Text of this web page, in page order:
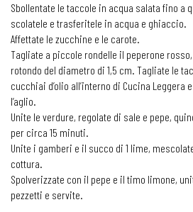
Sbollentate le taccole in acqua salata fino a
scolatele e trasferitele in acqua e ghiaccio.
Affettate le zucchine e le carote.
Tagliate a piccole rondelle il peperone
rotondo del diametro di 1,5 cm. Tagliate le
cucchiai d’olio all’interno di Cucina
l’aglio.
Unite le verdure, regolate di sale e pepe,
per circa 15 minuti.
Unite i gamberi e il succo di 1 lime,
cottura.
Spolverizzate con il pepe e il timo limone,
pezzetti e servite.